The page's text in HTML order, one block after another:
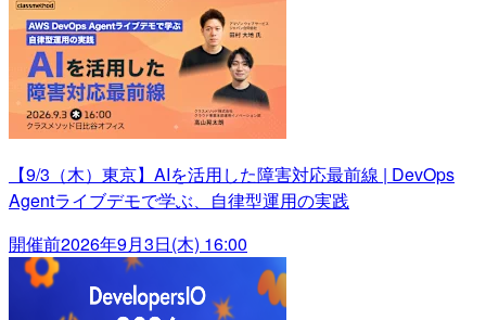
【9/3（木）東京】AIを活用した障害対応最前線 | DevOps
Agentライブデモで学ぶ、自律型運用の実践
開催前2026年9月3日(木) 16:00